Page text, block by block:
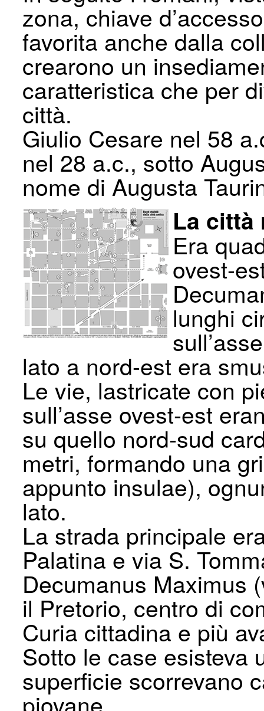
zona, chiave
favorita anche dalla
crearono un
caratteristica che per
città.
Giulio Cesare nel 58
nel 28 a.c., sotto
nome di Augusta
La città
Era
ovest-
lunghi
lato a nord-est era
Le vie, lastricate con
sull’asse ovest-est
su quello nord-sud
metri, formando una
appunto insulae),
lato.
La strada principale
Palatina e via S.
Decumanus Maximus
il Pretorio, centro di
Curia cittadina e più
Sotto le case esisteva
superficie scorrevano
piovane.